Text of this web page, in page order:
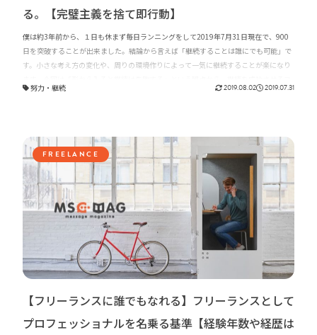
る。【完璧主義を捨て即行動】
僕は約3年前から、１日も休まず毎日ランニングをして2019年7月31日現在で、900
日を突破することが出来ました。結論から言えば「継続することは誰にでも可能」で
す。小さな考え方の変化や、周りの環境作りによって一気に継続することが楽になり
ツをお伝え出来ればと思います。
努力・ 継続 2019.08.02 2019.07.31
FREELANCE
【フリーランスに誰でもなれる】フリーランスとして
プロフェッショナルを名乗る基準【経験年数や経歴は